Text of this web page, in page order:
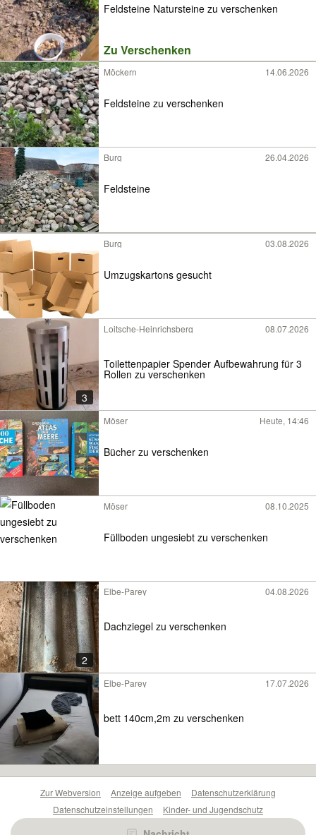
Feldsteine Natursteine zu verschenken
Zu Verschenken
Möckern 14.06.2026
Feldsteine zu verschenken
Burg 26.04.2026
Feldsteine
Burg 03.08.2026
Umzugskartons gesucht
3
Loitsche-Heinrichsberg 08.07.2026
Toilettenpapier Spender Aufbewahrung für 3
Rollen zu verschenken
Möser Heute, 14:46
Bücher zu verschenken
Möser 08.10.2025
Füllboden ungesiebt zu verschenken
2
Elbe-Parey 04.08.2026
Dachziegel zu verschenken
Elbe-Parey 17.07.2026
bett 140cm,2m zu verschenken
Zur Webversion Anzeige aufgeben
Datenschutzerklärung
Datenschutzeinstellungen
Kinder- und Jugendschutz
Barrierefreiheitserklärung